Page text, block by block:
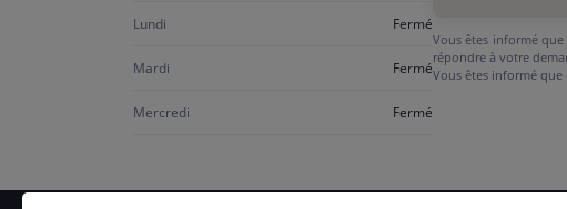
Lundi Fermé
Mardi Fermé
Mercredi Fermé
Vous êtes informé
répondre à votre
Vous êtes informé que